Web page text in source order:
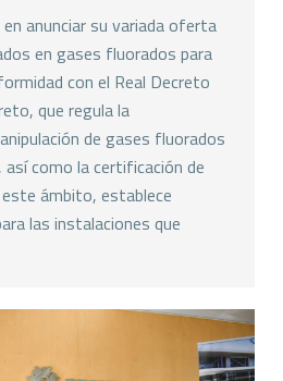
anunciar su variada oferta
en gases fluorados para
con el Real Decreto
que regula la
de gases fluorados
como la certificación de
ámbito, establece
las instalaciones que